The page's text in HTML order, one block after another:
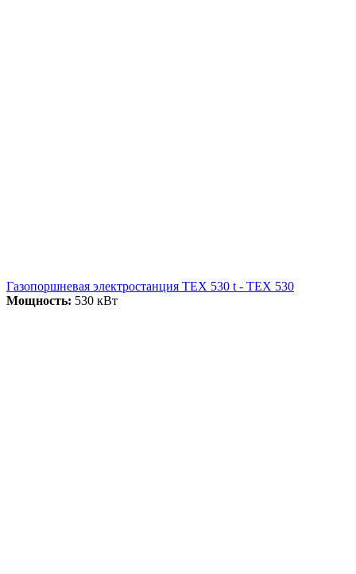
Газопоршневая электростанция ТЕХ 530 t - ТЕХ 530
Мощность: 530 кВт